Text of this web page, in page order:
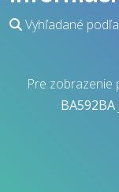
Vyhľadané podľa
Pre zobrazenie
BA592BA